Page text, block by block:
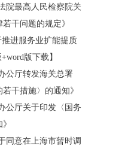
院最高人民检察院关
干问题的规定》
推进服务业扩能提质
版下载】
公厅转发海关总署
干措施〉的通知》
公厅关于印发〈国务
同意在上海市暂时调